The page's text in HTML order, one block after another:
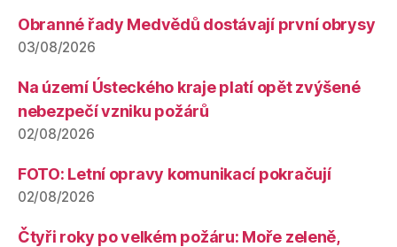
Obranné řady Medvědů dostávají první obrysy
03/08/2026
Na území Ústeckého kraje platí opět zvýšené
nebezpečí vzniku požárů
02/08/2026
FOTO: Letní opravy komunikací pokračují
02/08/2026
Čtyři roky po velkém požáru: Moře zeleně,